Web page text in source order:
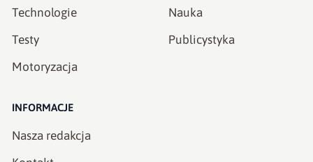
Technologie
Testy
Motoryzacja
Nauka
Publicystyka
INFORMACJE
Nasza redakcja